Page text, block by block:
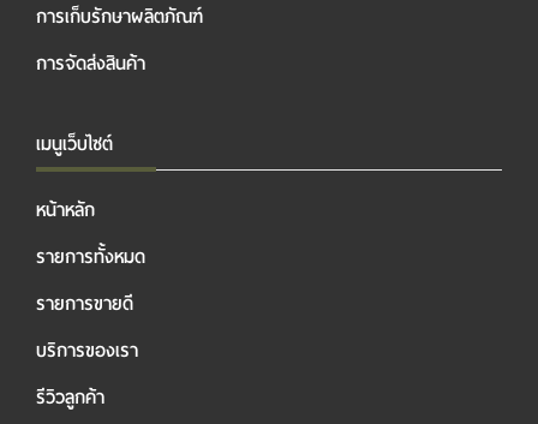
การเก็บรักษาผลิตภัณฑ์
การจัดส่งสินค้า
เมนูเว็บไซต์
หน้าหลัก
รายการทั้งหมด
รายการขายดี
บริการของเรา
รีวิวลูกค้า